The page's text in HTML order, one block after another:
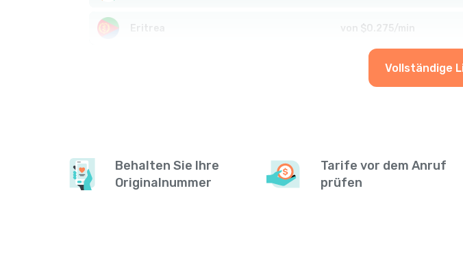
Eritrea von $ 0.275 / min
Vollständige
Behalten Sie Ihre
Originalnummer
Tarife vor dem Anruf
prüfen